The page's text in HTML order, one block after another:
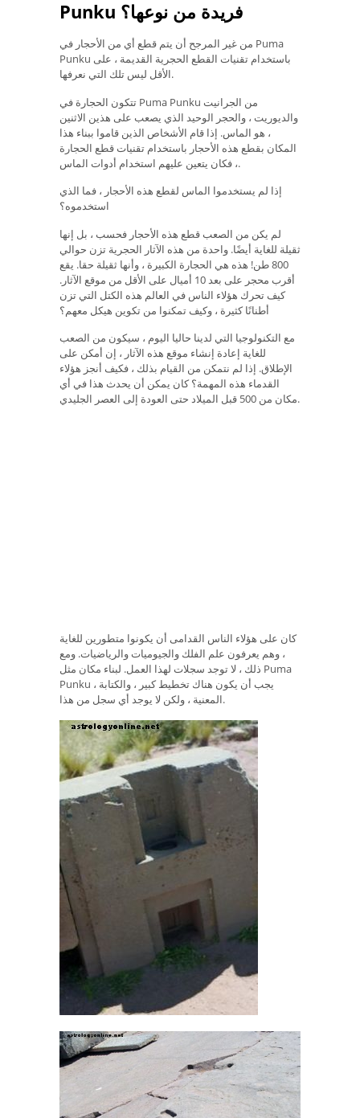
Punku فريدة من نوعها؟
من غير المرجح أن يتم قطع أي من الأحجار في Puma
Punku باستخدام تقنيات القطع الحجرية القديمة ، على
الأقل ليس تلك التي نعرفها.
تتكون الحجارة في Puma Punku من الجرانيت
والديوريت ، والحجر الوحيد الذي يصعب على هذين الاثنين
، هو الماس. إذا قام الأشخاص الذين قاموا ببناء هذا
المكان بقطع هذه الأحجار باستخدام تقنيات قطع الحجارة
، فكان يتعين عليهم استخدام أدوات الماس.
إذا لم يستخدموا الماس لقطع هذه الأحجار ، فما الذي
استخدموه؟
لم يكن من الصعب قطع هذه الأحجار فحسب ، بل إنها
ثقيلة للغاية أيضًا. واحدة من هذه الآثار الحجرية تزن حوالي
800 طن! هذه هي الحجارة الكبيرة ، وأنها ثقيلة حقا. يقع
أقرب محجر على بعد 10 أميال على الأقل من موقع الآثار.
كيف تحرك هؤلاء الناس في العالم هذه الكتل التي تزن
أطنانًا كثيرة ، وكيف تمكنوا من تكوين هيكل معهم؟
مع التكنولوجيا التي لدينا حاليا اليوم ، سيكون من الصعب
للغاية إعادة إنشاء موقع هذه الآثار ، إن أمكن على
الإطلاق. إذا لم نتمكن من القيام بذلك ، فكيف أنجز هؤلاء
القدماء هذه المهمة؟ كان يمكن أن يحدث هذا في أي
مكان من 500 قبل الميلاد حتى العودة إلى العصر الجليدي.
كان على هؤلاء الناس القدامى أن يكونوا متطورين للغاية
، وهم يعرفون علم الفلك والجيوميات والرياضيات. ومع
ذلك ، لا توجد سجلات لهذا العمل. لبناء مكان مثل Puma
Punku ، يجب أن يكون هناك تخطيط كبير ، والكتابة
المعنية ، ولكن لا يوجد أي سجل من هذا.